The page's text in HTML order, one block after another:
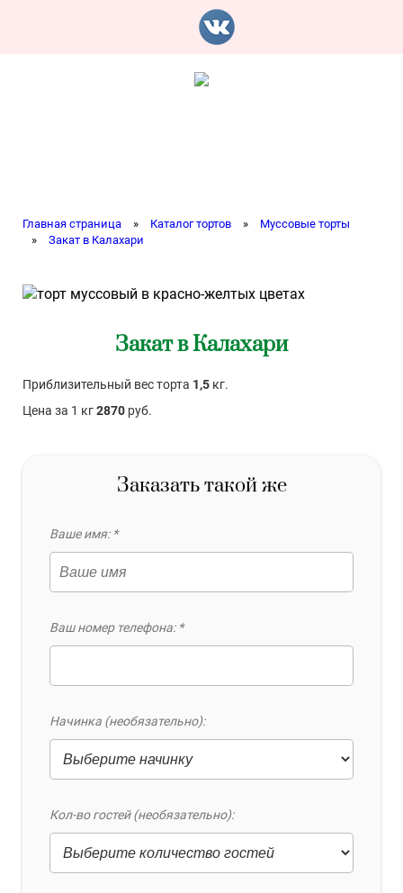
Главная страница » Каталог тортов »
Муссовые торты
»
Закат в Калахари
Закат в Калахари
Приблизительный вес торта 1,5 кг.
Цена за 1 кг2870 руб.
Заказать такой же
Ваше имя: *
Ваш номер телефона: *
Начинка (необязательно):
Кол-во гостей (необязательно):